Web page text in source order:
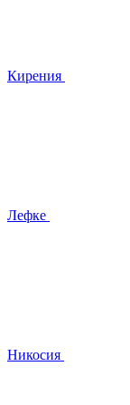
Кирения
Лефке
Никосия